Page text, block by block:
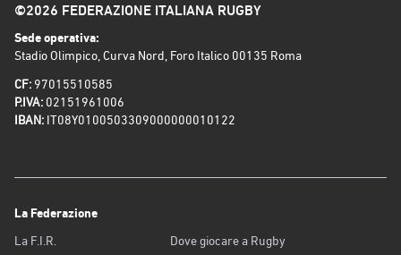
©2026 FEDERAZIONE ITALIANA RUGBY
Sede operativa:
Stadio Olimpico, Curva Nord, Foro Italico 00135 Roma
CF: 97015510585
P.IVA: 02151961006
IBAN: IT08Y0100503309000000010122
La Federazione
La F.I.R.
Dove giocare a Rugby